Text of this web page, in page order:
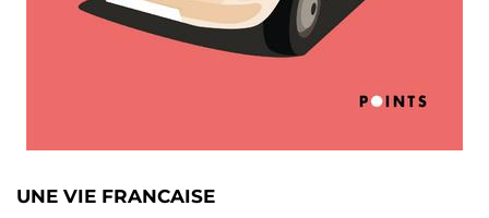
UNE VIE FRANCAISE